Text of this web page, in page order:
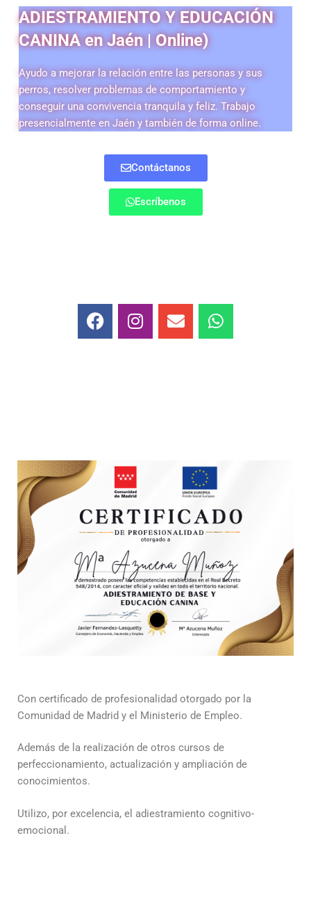
ADIESTRAMIENTO Y EDUCACIÓN
CANINA enJaén | Online)
Ayudo a mejorar la relación entre las personas y sus
perros, resolver problemas de comportamiento y
conseguir una convivencia tranquila y feliz. Trabajo
presencialmente en Jaén y también de forma online.
Contáctanos
Escríbenos
Con certificado de profesionalidad otorgado por la
Comunidad de Madrid y el Ministerio de Empleo.
Además de la realización de otros cursos de
perfeccionamiento, actualización y ampliación de
conocimientos.
Utilizo, por excelencia, el adiestramiento cognitivo-
emocional.